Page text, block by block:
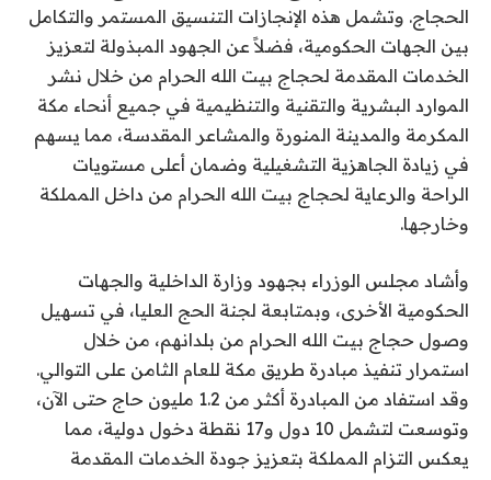
الحجاج. وتشمل هذه الإنجازات التنسيق المستمر والتكامل
بين الجهات الحكومية، فضلاً عن الجهود المبذولة لتعزيز
الخدمات المقدمة لحجاج بيت الله الحرام من خلال نشر
الموارد البشرية والتقنية والتنظيمية في جميع أنحاء مكة
المكرمة والمدينة المنورة والمشاعر المقدسة، مما يسهم
في زيادة الجاهزية التشغيلية وضمان أعلى مستويات
الراحة والرعاية لحجاج بيت الله الحرام من داخل المملكة
وخارجها.
وأشاد مجلس الوزراء بجهود وزارة الداخلية والجهات
الحكومية الأخرى، وبمتابعة لجنة الحج العليا، في تسهيل
وصول حجاج بيت الله الحرام من بلدانهم، من خلال
استمرار تنفيذ مبادرة طريق مكة للعام الثامن على التوالي.
وقد استفاد من المبادرة أكثر من 1.2 مليون حاج حتى الآن،
وتوسعت لتشمل 10 دول و17 نقطة دخول دولية، مما
يعكس التزام المملكة بتعزيز جودة الخدمات المقدمة